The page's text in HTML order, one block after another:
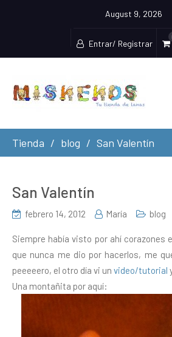
August 9, 2026
Entrar/ Registrar
Tienda blog San Valentín
San Valentín
febrero 14, 2012 María blog
Siempre había visto por ahí corazones
que nunca me dio por hacerlos, me
peeeeero, el otro día vi un video/tutorial
Una montañita por aquí: